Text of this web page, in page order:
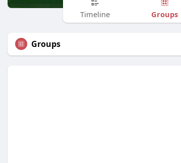
Timeline Groups
Groups